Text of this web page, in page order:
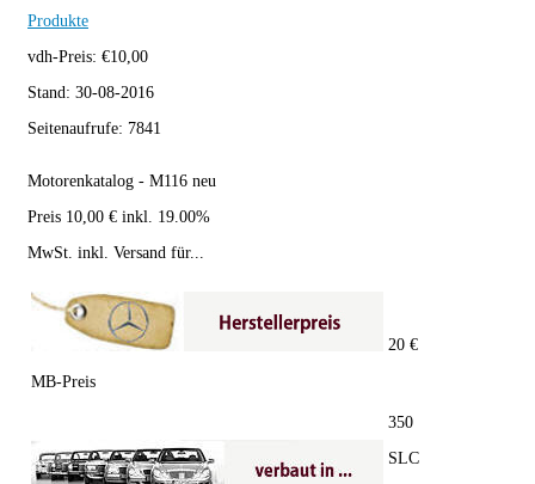
Produkte
vdh-Preis: €10,00
Stand: 30-08-2016
Seitenaufrufe: 7841
Motorenkatalog - M116 neu
Preis 10,00 € inkl. 19.00%
MwSt. inkl. Versand für...
MB-Preis
20 €
350
SLC